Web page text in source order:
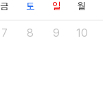
금
7
토
8
일
9
월
10